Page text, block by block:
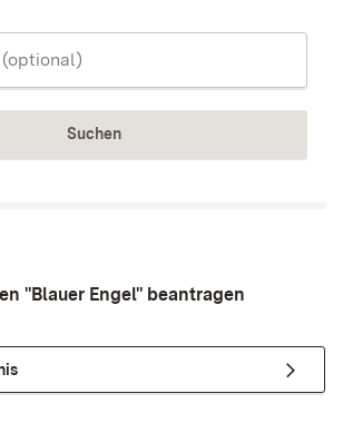
Suchen
"Blauer Engel" beantragen